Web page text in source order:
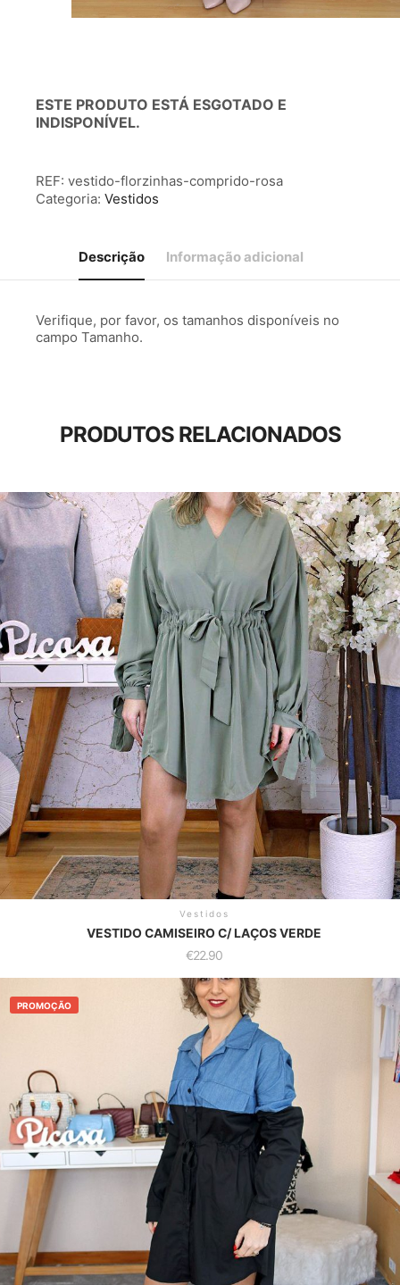
ESTE PRODUTO ESTÁ ESGOTADO E
INDISPONÍVEL.
REF: vestido-florzinhas-comprido-rosa
Categoria: Vestidos
Descrição Informação adicional
Verifique, por favor, os tamanhos disponíveis no
campo Tamanho.
PRODUTOS RELACIONADOS
Vestidos
VESTIDO CAMISEIRO C/ LAÇOS VERDE
€22.90
PROMOÇÃO